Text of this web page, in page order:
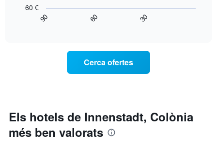
mitjà
3
dies
puntuació
d'estrelles
d'hotel
per
estrelles.
gràfic
s'acosta
la
data
de
90 60 30
60 €
Cerca ofertes
Els hotels de Innenstadt, Colònia
més ben valorats